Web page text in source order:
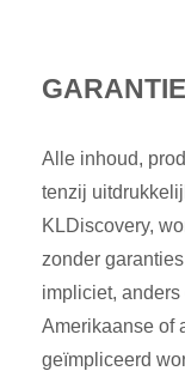
Alle inhoud,
tenzij
KLDiscovery,
zonder
impliciet,
Amerikaanse of
geïmpliceerd